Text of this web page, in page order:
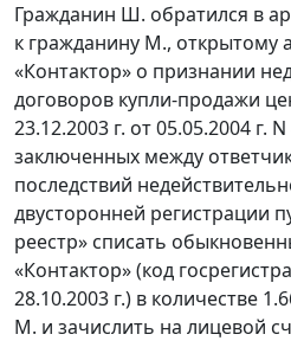
Гражданин Ш. обратился в
к гражданину М., открытому
«Контактор» о признании
договоров купли-продажи
23.12.2003 г. от 05.05.2004 г.
заключенных между
последствий
двусторонней регистрации
реестр» списать
«Контактор» (код
28.10.2003 г.) в количестве
М. и зачислить на лицевой